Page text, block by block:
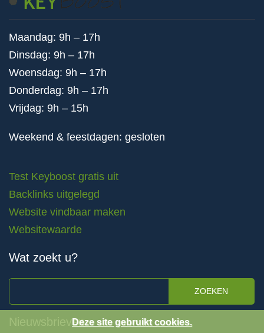
Maandag: 9h – 17h
Dinsdag: 9h – 17h
Woensdag: 9h – 17h
Donderdag: 9h – 17h
Vrijdag: 9h – 15h
Weekend & feestdagen: gesloten
Test Keyboost gratis uit
Backlinks uitgelegd
Website vindbaar maken
Websitewaarde
Wat zoekt u?
ZOEKEN
NieuwsbrievenDeze site gebruikt cookies.